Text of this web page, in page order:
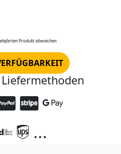
Produkt abweichen.
...